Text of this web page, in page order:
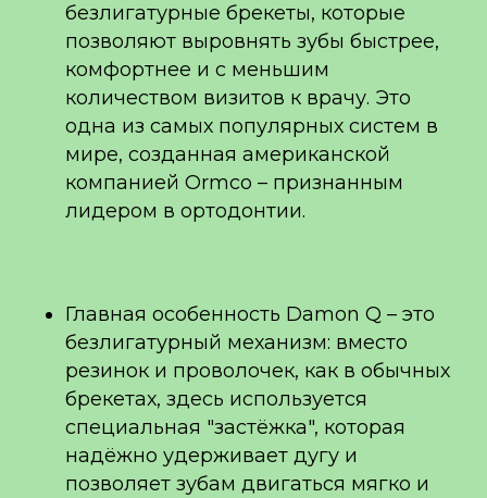
безлигатурные брекеты, которые
позволяют выровнять зубы быстрее,
комфортнее и с меньшим
количеством визитов к врачу. Это
одна из самых популярных систем в
мире, созданная американской
компанией Ormco – признанным
лидером в ортодонтии.
Главная особенность Damon Q – это
безлигатурный механизм: вместо
резинок и проволочек, как в обычных
брекетах, здесь используется
специальная "застёжка", которая
надёжно удерживает дугу и
позволяет зубам двигаться мягко и